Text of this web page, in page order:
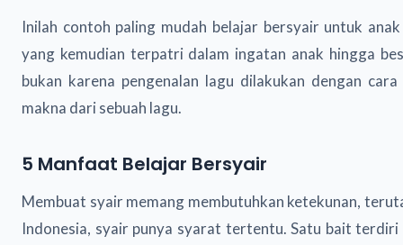
Inilah contoh paling mudah belajar bersyair untuk
yang kemudian terpatri dalam ingatan anak hingga
bukan karena pengenalan lagu dilakukan dengan
makna dari sebuah lagu.
5 Manfaat Belajar Bersyair
Membuat syair memang membutuhkan ketekunan,
Indonesia, syair punya syarat tertentu. Satu bait